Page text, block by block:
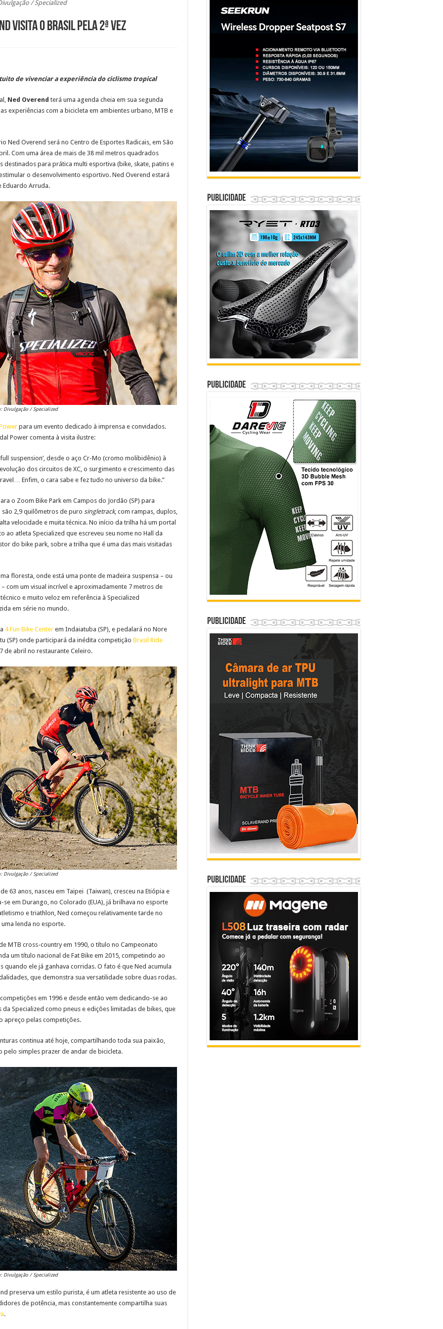
/ Specialized
visita o Brasil pela 2ª vez
de vivenciar a experiência do ciclismo tropical
Ned Overend terá uma agenda cheia em sua segunda
experiências com a bicicleta em ambientes urbano, MTB e
Overend será no Centro de Esportes Radicais, em São
Com uma área de mais de 38 mil metros quadrados
destinados para prática multi esportiva (bike, skate, patins e
o desenvolvimento esportivo. Ned Overend estará
Eduardo Arruda.
Divulgação / Specialized
para um evento dedicado à imprensa e convidados.
Power comenta à visita ilustre:
suspension’, desde o aço Cr-Mo (cromo molibidênio) à
dos circuitos de XC, o surgimento e crescimento das
Enfim, o cara sabe e fez tudo no universo da bike.”
o Zoom Bike Park em Campos do Jordão (SP) para
são 2,9 quilômetros de puro singletrack, com rampas, duplos,
velocidade e muita técnica. No início da trilha há um portal
atleta Specialized que escreveu seu nome no Hall da
do bike park, sobre a trilha que é uma das mais visitadas
floresta, onde está uma ponte de madeira suspensa – ou
com um visual incrível e aproximadamente 7 metros de
e muito veloz em referência à Specialized
em série no mundo.
4 Fun Bike Center em Indaiatuba (SP), e pedalará no Nore
(SP) onde participará da inédita competição Brasil Ride
de abril no restaurante Celeiro.
Divulgação / Specialized
63 anos, nasceu em Taipei (Taiwan), cresceu na Etiópia e
em Durango, no Colorado (EUA), já brilhava no esporte
e triathlon, Ned começou relativamente tarde no
lenda no esporte.
MTB cross-country em 1990, o título no Campeonato
um título nacional de Fat Bike em 2015, competindo ao
quando ele já ganhava corridas. O fato é que Ned acumula
que demonstra sua versatilidade sobre duas rodas.
em 1996 e desde então vem dedicando-se ao
Specialized como pneus e edições limitadas de bikes, que
apreço pelas competições.
continua até hoje, compartilhando toda sua paixão,
simples prazer de andar de bicicleta.
Divulgação / Specialized
preserva um estilo purista, é um atleta resistente ao uso de
de potência, mas constantemente compartilha suas
.
Publicidade
Publicidade
Publicidade
Publicidade